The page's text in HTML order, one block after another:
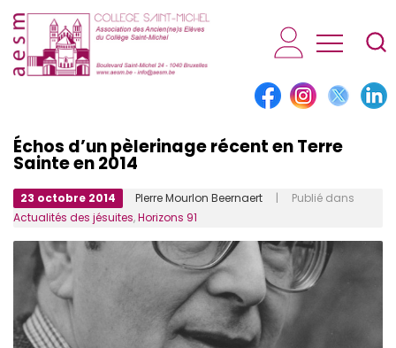
AESM...
Échos d’un pèlerinage récent en Terre
Sainte en 2014
23 octobre 2014 PIerre Mourlon Beernaert | Publié dans
Actualités des jésuites,Horizons 91